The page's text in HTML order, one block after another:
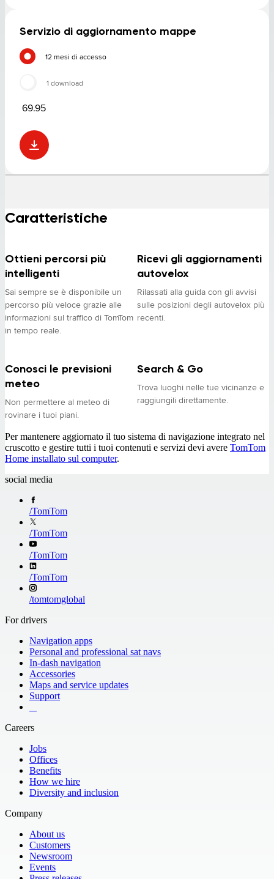
Servizio di aggiornamento mappe
12 mesi di accesso
1 download
69.95
Caratteristiche
Ottieni percorsi più
intelligenti
Sai sempre se è disponibile un
percorso più veloce grazie alle
informazioni sul traffico di TomTom
in tempo reale.
Ricevi gli aggiornamenti
autovelox
Rilassati alla guida con gli avvisi
sulle posizioni degli autovelox più
recenti.
Conosci le previsioni
meteo
Non permettere al meteo di
rovinare i tuoi piani.
Search & Go
Trova luoghi nelle tue vicinanze e
raggiungili direttamente.
Per mantenere aggiornato il tuo sistema di navigazione integrato nel
cruscotto e gestire tutti i tuoi contenuti e servizi devi avere TomTom
Home installato sul computer.
social media
/TomTom
/TomTom
/TomTom
/TomTom
/tomtomglobal
For drivers
Navigation apps
Personal and professional sat navs
In-dash navigation
Accessories
Maps and service updates
Support
Careers
Jobs
Offices
Benefits
How we hire
Diversity and inclusion
Company
About us
Customers
Newsroom
Events